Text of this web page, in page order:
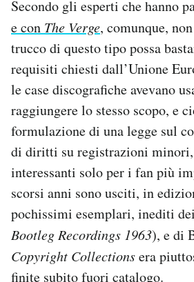
Secondo gli esperti che hanno
e con The Verge, comunque,
trucco di questo tipo possa
requisiti chiesti dall’Unione
le case discografiche avevano
raggiungere lo stesso scopo, e
formulazione di una legge sul
di diritti su registrazioni minori,
interessanti solo per i fan più
scorsi anni sono usciti, in
pochissimi esemplari, inediti
Bootleg Recordings 1963), e di
Copyright Collectionsera
finite subito fuori catalogo.